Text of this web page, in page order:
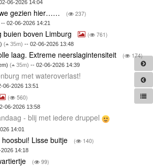
06-2026 14:04
gezien hier…… ( 237)
02-06-2026 14:21
buien boven Limburg ( 761)
( 35m) -- 02-06-2026 13:48
laag. Extreme neerslagintensiteit ( 174)
( 35m) -- 02-06-2026 14:39
met wateroverlast!
06-2026 13:51
( 560)
06-2026 13:58
- blij met iedere druppel
14:01
Lisse buitje ( 140)
14:18
( 99)